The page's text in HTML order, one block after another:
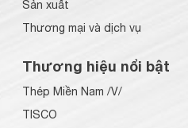
Sản xuất
Thương mại và dịch vụ
Thương hiệu nổi bật
Thép Miền Nam /V/
TISCO